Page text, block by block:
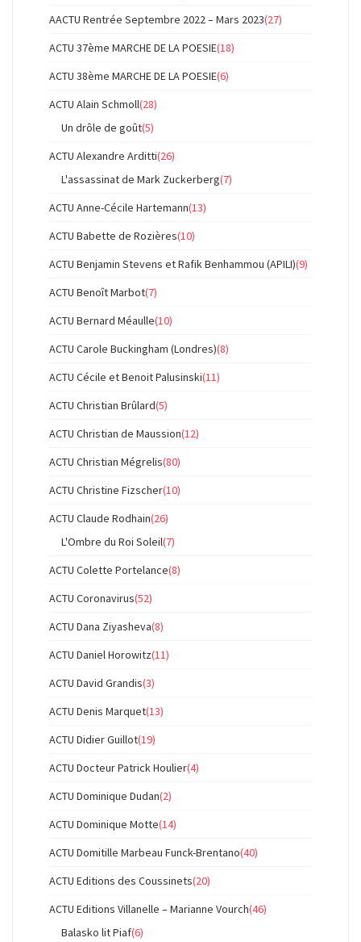
AACTU Rentrée Septembre 2022 – Mars 2023(27)
ACTU 37ème MARCHE DE LA POESIE(18)
ACTU 38ème MARCHE DE LA POESIE(6)
ACTU Alain Schmoll(28)
Un drôle de goût(5)
ACTU Alexandre Arditti(26)
L'assassinat de Mark Zuckerberg(7)
ACTU Anne-Cécile Hartemann(13)
ACTU Babette de Rozières(10)
ACTU Benjamin Stevens et Rafik Benhammou (APILI)(9)
ACTU Benoît Marbot(7)
ACTU Bernard Méaulle(10)
ACTU Carole Buckingham (Londres)(8)
ACTU Cécile et Benoit Palusinski(11)
ACTU Christian Brûlard(5)
ACTU Christian de Maussion(12)
ACTU Christian Mégrelis(80)
ACTU Christine Fizscher(10)
ACTU Claude Rodhain(26)
L'Ombre du Roi Soleil(7)
ACTU Colette Portelance(8)
ACTU Coronavirus(52)
ACTU Dana Ziyasheva(8)
ACTU Daniel Horowitz(11)
ACTU David Grandis(3)
ACTU Denis Marquet(13)
ACTU Didier Guillot(19)
ACTU Docteur Patrick Houlier(4)
ACTU Dominique Dudan(2)
ACTU Dominique Motte(14)
ACTU Domitille Marbeau Funck-Brentano(40)
ACTU Editions des Coussinets(20)
ACTU Editions Villanelle – Marianne Vourch(46)
Balasko lit Piaf(6)